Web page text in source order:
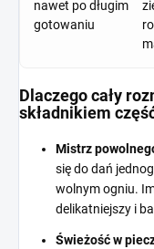
nawet po długim
gotowaniu
Dlaczego cały
składnikiem
Mistrz
się do dań
wolnym ogniu.
delikatniejszy i
Świeżość w